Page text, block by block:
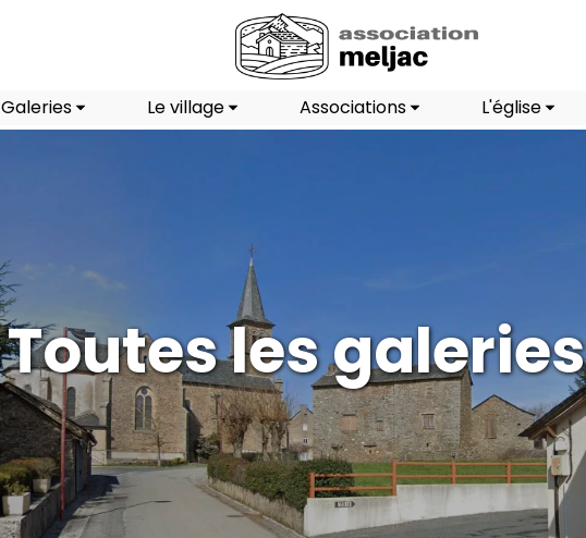
Galeries Le village Associations L'église
Toutes les galeries